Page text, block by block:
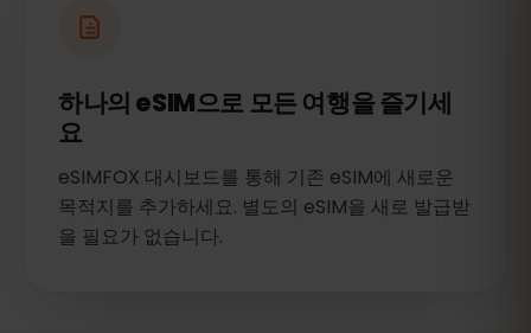
하나의 eSIM으로 모든 여행을 즐기세
요
eSIMFOX 대시보드를 통해 기존 eSIM에 새로운
목적지를 추가하세요. 별도의 eSIM을 새로 발급받
을 필요가 없습니다.